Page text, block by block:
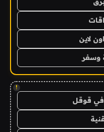
لاين
وسفر
!
قوقل